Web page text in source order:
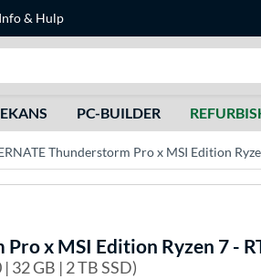
Info & Hulp
PC-BUILDER
Thunderstorm Pro x MSI Edition
x MSI Edition Ryzen 7 -
32 GB | 2 TB SSD)